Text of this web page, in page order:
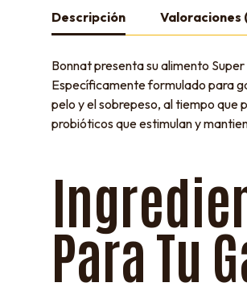
Descripción Valoraciones
Bonnat presenta su alimento
Específicamente formulado para
pelo y el sobrepeso, al tiempo que
probióticos que estimulan y
Para Tu